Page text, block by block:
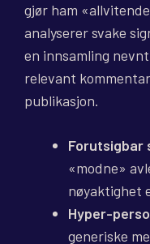
gjør ham
analyserer svake
en innsamling
relevant
publikasjon.
Forutsigbar
«modne»
nøyaktighet
Hyper-
generiske